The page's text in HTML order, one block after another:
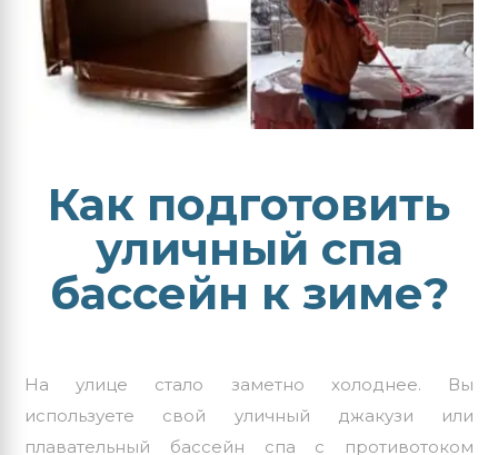
Как подготовить
уличный спа
бассейн к зиме?
На улице стало заметно холоднее. Вы
используете свой уличный джакузи или
плавательный бассейн спа с противотоком